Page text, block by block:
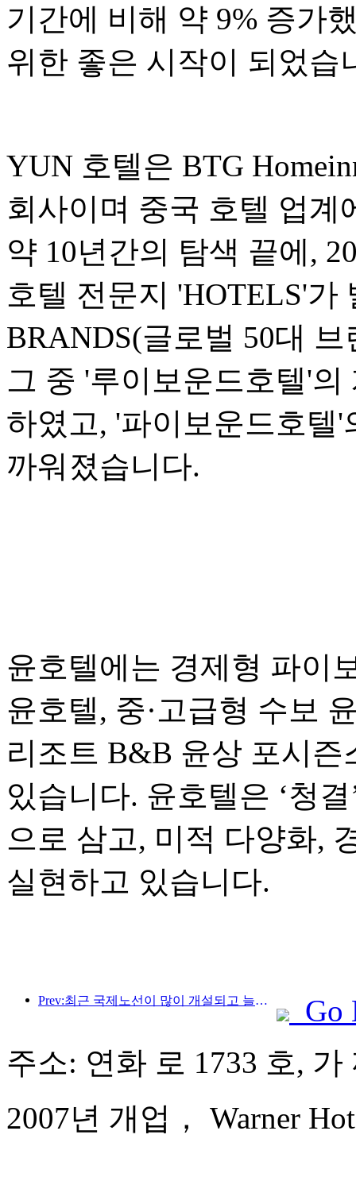
기간에 비해 약 9% 증가
위한 좋은 시작이 되었습
YUN 호텔은 BTG
회사이며 중국 호텔 업계
약 10년간의 탐색 끝에,
호텔 전문지 'HOTELS'가
BRANDS(글로벌 50대
그 중 '루이보운드호텔'
하였고, '파이보운드호텔'
까워졌습니다.
윤호텔에는 경제형 파이
윤호텔, 중·고급형 수보
리조트 B&B 윤상 포시
있습니다. 윤호텔은 ‘청
으로 삼고, 미적 다양화,
실현하고 있습니다.
Prev:최근 국제노선이 많이 개설되고 늘어나고 있습니다.
Go
주소: 연화 로 1733 호, 가
2007년 개업， Warner